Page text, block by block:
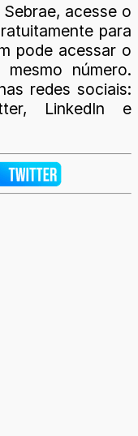
acesse o
para
pode acessar o
número.
redes sociais:
LinkedIn e